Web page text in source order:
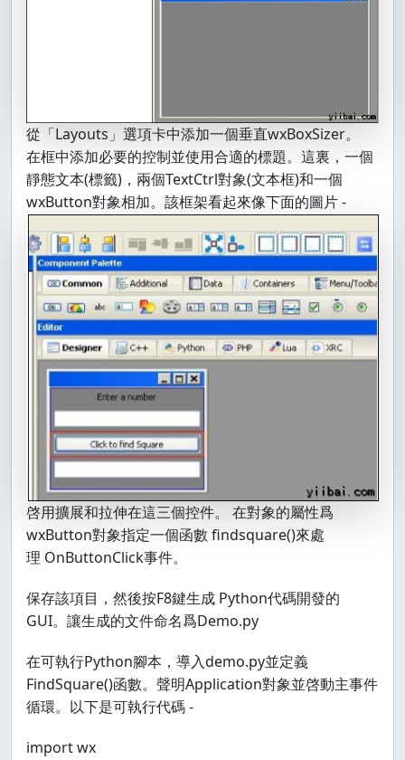
從「Layouts」選項卡中添加一個垂直wxBoxSizer。
在框中添加必要的控制並使用合適的標題。這裏，一個
靜態文本(標籤)，兩個TextCtrl對象(文本框)和一個
wxButton對象相加。該框架看起來像下面的圖片 -
啓用擴展和拉伸在這三個控件。 在對象的屬性爲
wxButton對象指定一個函數 findsquare()來處
理 OnButtonClick事件。
保存該項目，然後按F8鍵生成 Python代碼開發的
GUI。讓生成的文件命名爲Demo.py
在可執行Python腳本，導入demo.py並定義
FindSquare()函數。聲明Application對象並啓動主事件
循環。以下是可執行代碼 -
import wx